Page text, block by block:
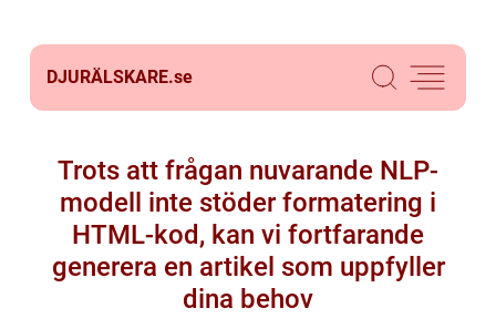
DJURÄLSKARE.se
Trots att frågan nuvarande NLP-
modell inte stöder formatering i
HTML-kod, kan vi fortfarande
generera en artikel som uppfyller
dina behov